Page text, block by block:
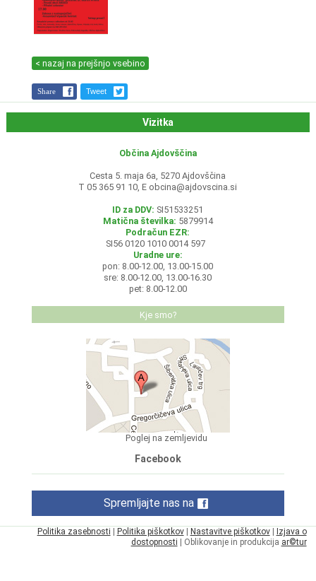
< nazaj na prejšnjo vsebino
Share Tweet
Vizitka
Občina Ajdovščina
Cesta 5. maja 6a, 5270 Ajdovščina
T 05 365 91 10, E obcina@ajdovscina.si
ID za DDV: SI51533251
Matična številka: 5879914
Podračun EZR:
SI56 0120 1010 0014 597
Uradne ure:
pon: 8.00-12.00, 13.00-15.00
sre: 8.00-12.00, 13.00-16.30
pet: 8.00-12.00
Kje smo?
Poglej na zemljevidu
Facebook
Spremljajte nas na
Politika zasebnosti Politika piškotkov| Nastavitve piškotkov|
Izjava o
dostopnosti | Oblikovanje in produkcija ar©tur